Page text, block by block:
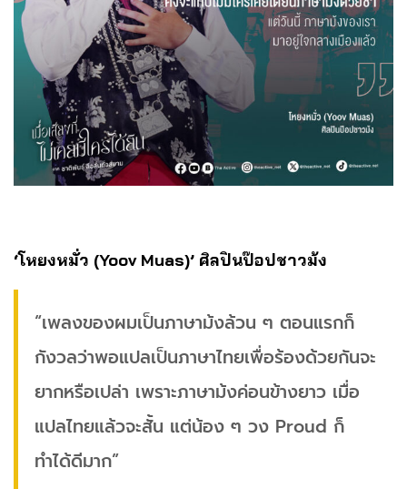
‘โหยงหมั่ว (Yoov Muas)’ ศิลปินป๊อปชาวม้ง
“เพลงของผมเป็นภาษาม้งล้วน ๆ ตอนแรกก็
กังวลว่าพอแปลเป็นภาษาไทยเพื่อร้องด้วยกันจะ
ยากหรือเปล่า เพราะภาษาม้งค่อนข้างยาว เมื่อ
แปลไทยแล้วจะสั้น แต่น้อง ๆ วง Proud ก็
ทำได้ดีมาก”